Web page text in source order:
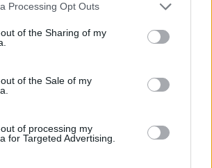
Processing Opt Outs
of the Sharing of my
of the Sale of my
of processing my
for Targeted Advertising.